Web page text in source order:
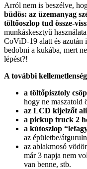
Arról nem is beszélve,
büdös: az üzemanyag
töltőoszlop tud össze-
munkáskesztyű
CoViD-19 alatt és azután
bedobni a kukába, mert
lépést?!
A további
a töltőpisztoly
hogy ne maszatold
az LCD kijelzőt
a pickup truck 2
a kútoszlop
az épületbe/
az ablakmosó
már 3 napja nem
van benne, stb.